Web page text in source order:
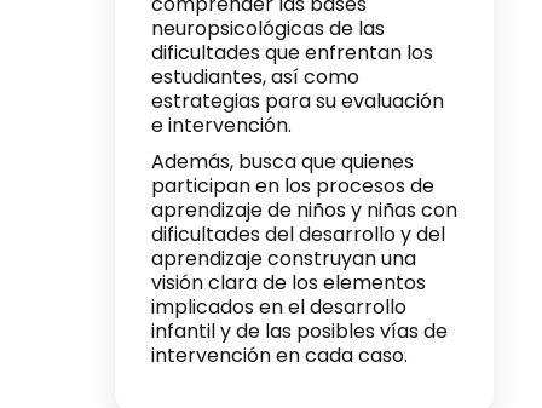
neuropsicológicas de las
dificultades que enfrentan los
estudiantes, así como
estrategias para su evaluación
e intervención.
Además, busca que quienes
participan en los procesos de
aprendizaje de niños y niñas con
dificultades del desarrollo y del
aprendizaje construyan una
visión clara de los elementos
implicados en el desarrollo
infantil y de las posibles vías de
intervención en cada caso.